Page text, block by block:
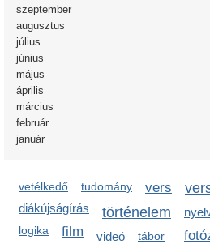
szeptember
augusztus
július
június
május
április
március
február
január
vetélkedő tudomány vers
diákújságírás történelem
logika film videó tábor